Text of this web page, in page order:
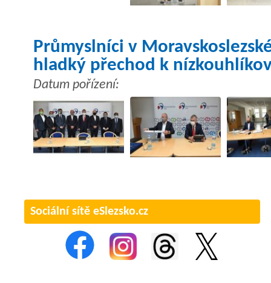
Průmyslníci v
hladký přechod k
Datum pořízení:
Sociální sítě eSlezsko.cz